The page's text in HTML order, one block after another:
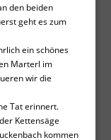
den beiden
geht es zum
ein schönes
Marterl im
wir die
Tat erinnert.
Kettensäge
kommen